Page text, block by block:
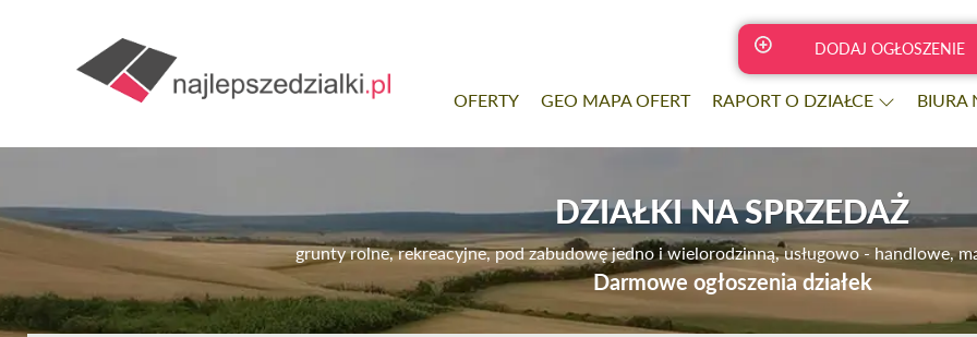
DODAJ OGŁOSZENIE
OFERTY GEO MAPA OFERT RAPORT O DZIAŁCE BIURA
DZIAŁKI NA SPRZEDAŻ
grunty rolne, rekreacyjne, pod zabudowę jedno i wielorodzinną, usługowo - handlowe,
Darmowe ogłoszenia działek